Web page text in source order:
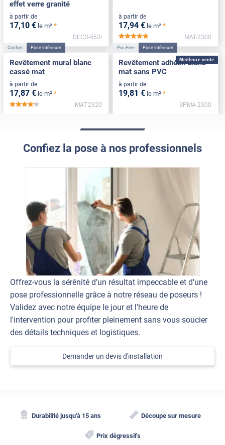
effet verre granité
à partir de
17,10 € le m² *
DECO-553i
à partir de
17,94 € le m² *
*****
MAT-2300
Confort Pose Intérieure
Revêtement mural blanc
cassé mat
à partir de
17,87 € le m² *
*****
MAT-2320
Meilleure vente
Pvc Free Pose Intérieure
Revêtement adhésif blanc
mat sans PVC
à partir de
19,81 € le m² *
SPMA-2300
Confiez la pose à nos professionnels
Offrez-vous la sérénité d'un résultat impeccable et d'une
pose professionnelle grâce à notre réseau de poseurs !
Validez avec notre équipe le jour et l'heure de
l'intervention pour profiter pleinement sans vous soucier
des détails techniques et logistiques.
Demander un devis d'installation
Durabilité jusqu'à 15 ans Découpe sur mesure
Prix dégressifs